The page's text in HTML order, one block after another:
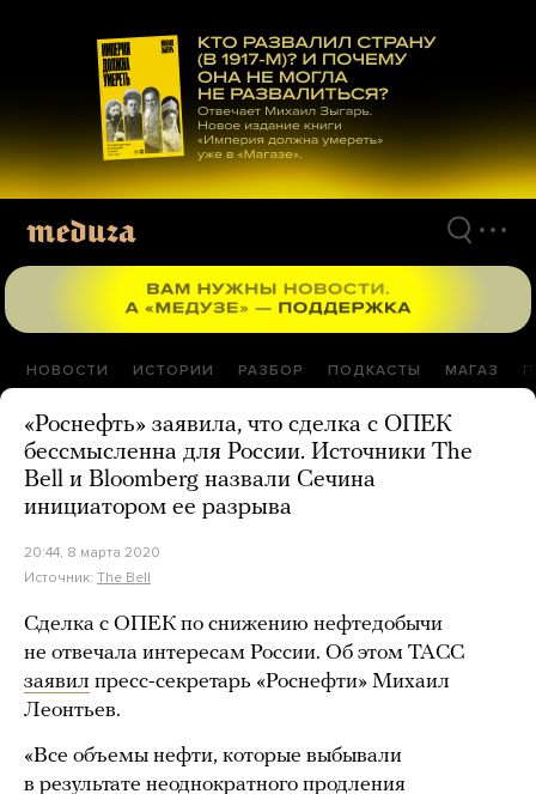
материалам
НОВОСТИ ИСТОРИИ РАЗБОР ПОДКАСТЫ МАГАЗ
«Роснефть» заявила, что сделка с ОПЕК
бессмысленна для России. Источники The
Bell и Bloomberg назвали Сечина
инициатором ее разрыва
20:44, 8 марта 2020
Источник: The Bell
Сделка с ОПЕК по снижению нефтедобычи
не отвечала интересам России. Об этом ТАСС
заявил пресс-секретарь «Роснефти» Михаил
Леонтьев.
«Все объемы нефти, которые выбывали
в результате неоднократного продления